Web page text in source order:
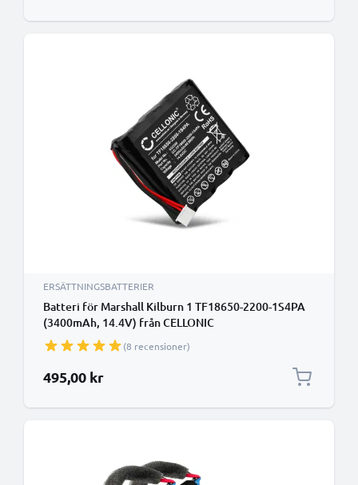
ERSÄTTNINGSBATTERIER
Batteri för Marshall Kilburn 1 TF18650-2200-1S4PA
(3400mAh, 14.4V) från CELLONIC
(8 recensioner)
495,00 kr